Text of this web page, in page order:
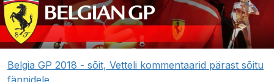
Belgia GP 2018 - sõit, Vetteli kommentaarid pärast sõitu